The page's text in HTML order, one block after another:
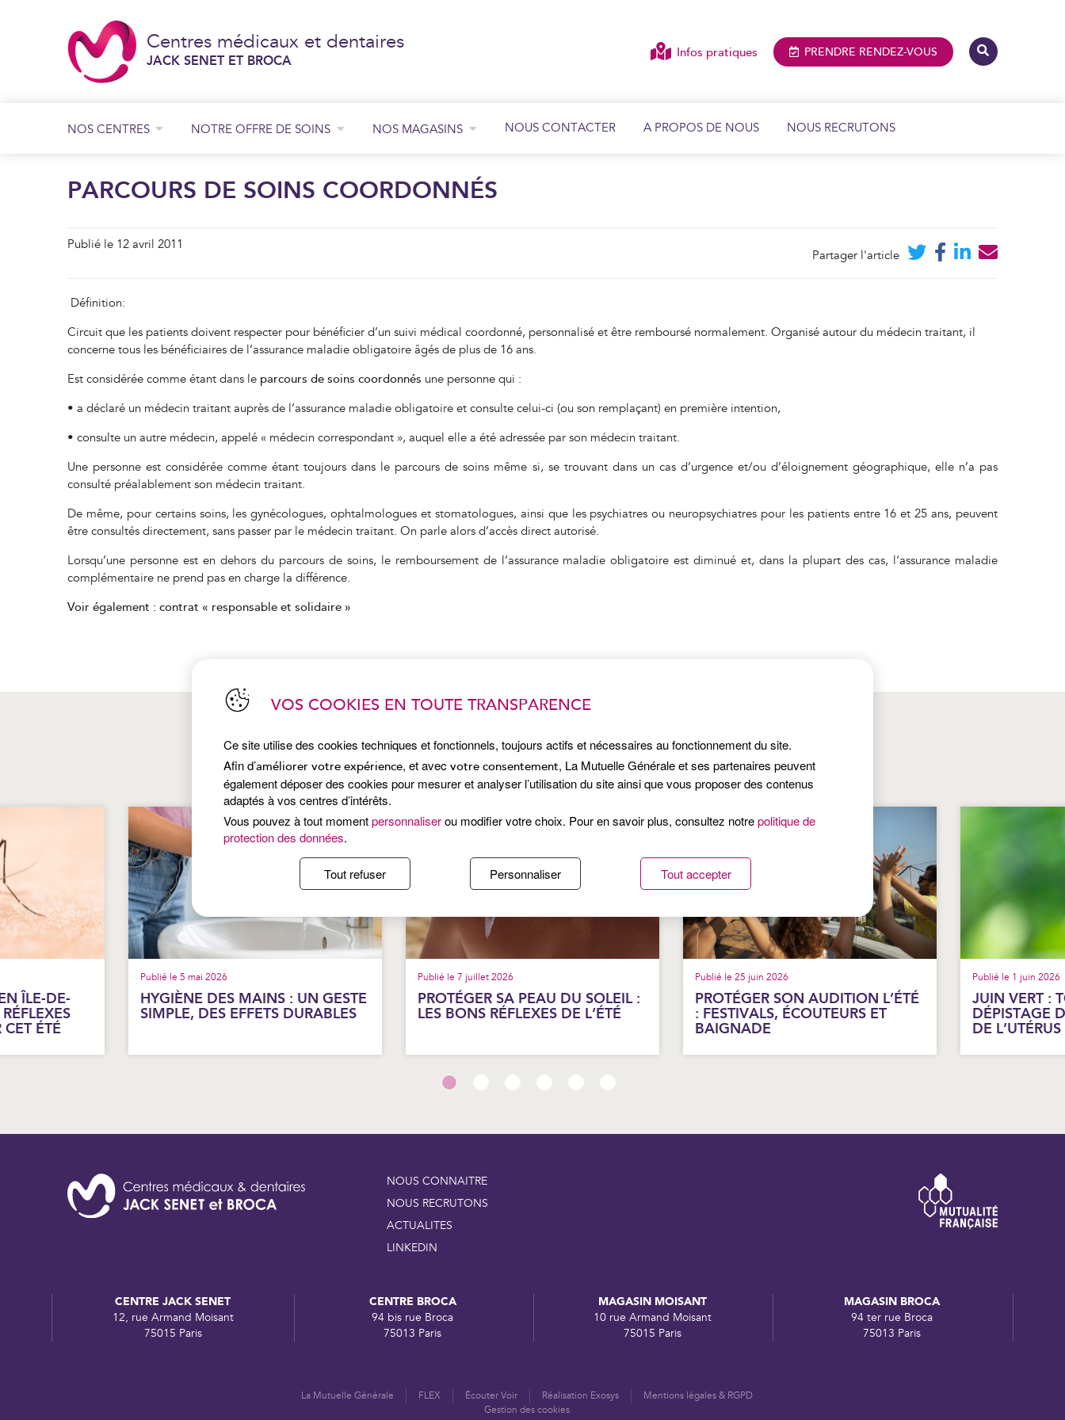
Centres médicaux et dentaires
JACK SENET ET BROCA Infos pratiques PRENDRE RENDEZ-VOUS
NOS CENTRES NOTRE OFFRE DE SOINS NOS MAGASINS NOUS CONTACTER A PROPOS DE NOUS NOUS RECRUTONS
PARCOURS DE SOINS COORDONNÉS
Publié le 12 avril 2011
Partager l'article
Définition:
Circuit que les patients doivent respecter pour bénéficier d’un suivi médical coordonné, personnalisé et être remboursé normalement. Organisé autour du médecin traitant, il
concerne tous les bénéficiaires de l’assurance maladie obligatoire âgés de plus de 16 ans.
Est considérée comme étant dans le parcours de soins coordonnés une personne qui :
• a déclaré un médecin traitant auprès de l’assurance maladie obligatoire et consulte celui-ci (ou son remplaçant) en première intention,
• consulte un autre médecin, appelé « médecin correspondant », auquel elle a été adressée par son médecin traitant.
Une personne est considérée comme étant toujours dans le parcours de soins même si, se trouvant dans un cas d’urgence et/ou d’éloignement géographique, elle n’a pas
consulté préalablement son médecin traitant.
De même, pour certains soins, les gynécologues, ophtalmologues et stomatologues, ainsi que les psychiatres ou neuropsychiatres pour les patients entre 16 et 25 ans, peuvent
être consultés directement, sans passer par le médecin traitant. On parle alors d’accès direct autorisé.
Lorsqu’une personne est en dehors du parcours de soins, le remboursement de l’assurance maladie obligatoire est diminué et, dans la plupart des cas, l‘assurance maladie
complémentaire ne prend pas en charge la différence.
Voir également : contrat « responsable et solidaire »
actualités récentes
ÎLE-DE-
CET ÉTÉ
Publié le 5 mai 2026
HYGIÈNE DES MAINS : UN GESTE
SIMPLE, DES EFFETS DURABLES
Publié le 7 juillet 2026
PROTÉGER SA PEAU DU SOLEIL :
LES BONS RÉFLEXES DE L’ÉTÉ
Publié le 25 juin 2026
PROTÉGER SON AUDITION L’ÉTÉ
: FESTIVALS, ÉCOUTEURS ET
BAIGNADE
Publié le 1 juin 2026
JUIN VERT :
DÉPISTAGE
DE L’UTÉRUS
NOUS CONNAITRE
NOUS RECRUTONS
ACTUALITES
LINKEDIN
CENTRE JACK SENET
12, rue Armand Moisant
75015 Paris
CENTRE BROCA
94 bis rue Broca
75013 Paris
MAGASIN MOISANT
10 rue Armand Moisant
75015 Paris
MAGASIN BROCA
94 ter rue Broca
75013 Paris
La Mutuelle Générale FLEX Écouter Voir Réalisation Exosys
Mentions légales & RGPD
Gestion des cookies
VOS COOKIES EN TOUTE TRANSPARENCE
Ce site utilise des cookies techniques et fonctionnels, toujours actifs et nécessaires au fonctionnement du site.
Afin d’améliorer votre expérience, et avec votre consentement, La Mutuelle Générale et ses partenaires peuvent
également déposer des cookies pour mesurer et analyser l’utilisation du site ainsi que vous proposer des contenus
adaptés à vos centres d’intérêts.
Vous pouvez à tout momentpersonnaliserou modifier votre choix. Pour en savoir plus, consultez notrepolitique de
protection des données.
Tout accepter
Personnaliser
Tout refuser